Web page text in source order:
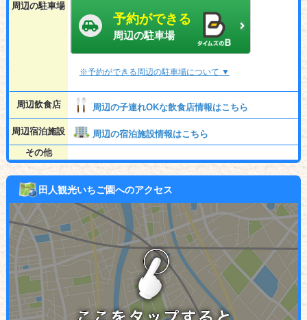
周辺の駐車場
予約ができる
周辺の駐車場
※予約ができる周辺の駐車場について ▼
周辺飲食店 周辺の子連れOKな飲食店情報はこちら
周辺宿泊施設
周辺の宿泊施設情報はこちら
その他
田人観光いちご園へのアクセス